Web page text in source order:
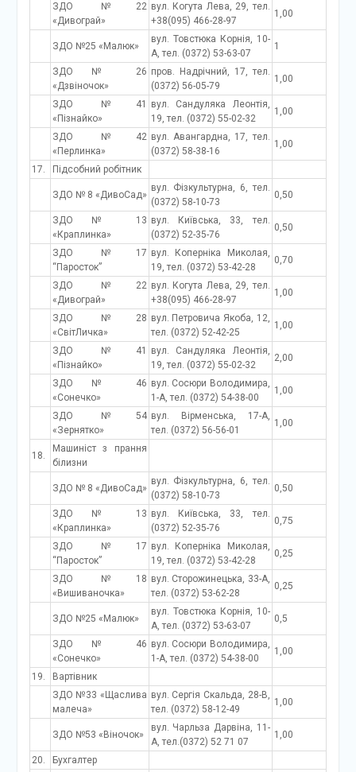
ЗДО №22
«Дивограй»
вул. Когута Лева, 29, тел.
+38(095) 466-28-97
1,00
ЗДО №25 «Малюк»
вул. Товстюка Корнія, 10-
А, тел. (0372) 53-63-07
1
ЗДО № 26
«Дзвіночок»
пров. Надрічний, 17, тел.
(0372) 56-05-79
1,00
ЗДО №41
«Пізнайко»
вул. Сандуляка Леонтія,
19, тел. (0372) 55-02-32
1,00
ЗДО №42
«Перлинка»
вул. Авангардна, 17, тел.
(0372) 58-38-16
1,00
17. Підсобний робітник
ЗДО № 8 «ДивоСад»
вул. Фізкультурна, 6, тел.
(0372) 58-10-73
0,50
ЗДО № 13
«Краплинка»
вул. Київська, 33, тел.
(0372) 52-35-76
0,50
ЗДО №17
“Паросток”
вул. Коперніка Миколая,
19, тел. (0372) 53-42-28
0,70
ЗДО №22
«Дивограй»
вул. Когута Лева, 29, тел.
+38(095) 466-28-97
1,00
ЗДО №28
«СвітЛичка»
вул. Петровича Якоба, 12,
тел. (0372) 52-42-25
1,00
ЗДО №41
«Пізнайко»
вул. Сандуляка Леонтія,
19, тел. (0372) 55-02-32
2,00
ЗДО № 46
«Сонечко»
вул. Сосюри Володимира,
1-А, тел. (0372) 54-38-00
1,00
ЗДО №54
«Зернятко»
вул. Вірменська, 17-А,
тел. (0372) 56-56-01
1,00
18.
Машиніст з прання
білизни
ЗДО № 8 «ДивоСад»
вул. Фізкультурна, 6, тел.
(0372) 58-10-73
0,50
ЗДО № 13
«Краплинка»
вул. Київська, 33, тел.
(0372) 52-35-76
0,75
ЗДО №17
“Паросток”
вул. Коперніка Миколая,
19, тел. (0372) 53-42-28
0,25
ЗДО №18
«Вишиваночка»
вул. Сторожинецька, 33-А,
тел. (0372) 53-62-28
0,25
ЗДО №25 «Малюк»
вул. Товстюка Корнія, 10-
А, тел. (0372) 53-63-07
0,5
ЗДО № 46
«Сонечко»
вул. Сосюри Володимира,
1-А, тел. (0372) 54-38-00
1,00
19.
Вартівник
ЗДО №33 «Щаслива
малеча»
вул. Сергія Скальда, 28-В,
тел. (0372) 58-12-49
1,00
ЗДО №53 «Віночок»
вул. Чарльза Дарвіна, 11-
А, тел.(0372) 52 71 07
1,00
20. Бухгалтер